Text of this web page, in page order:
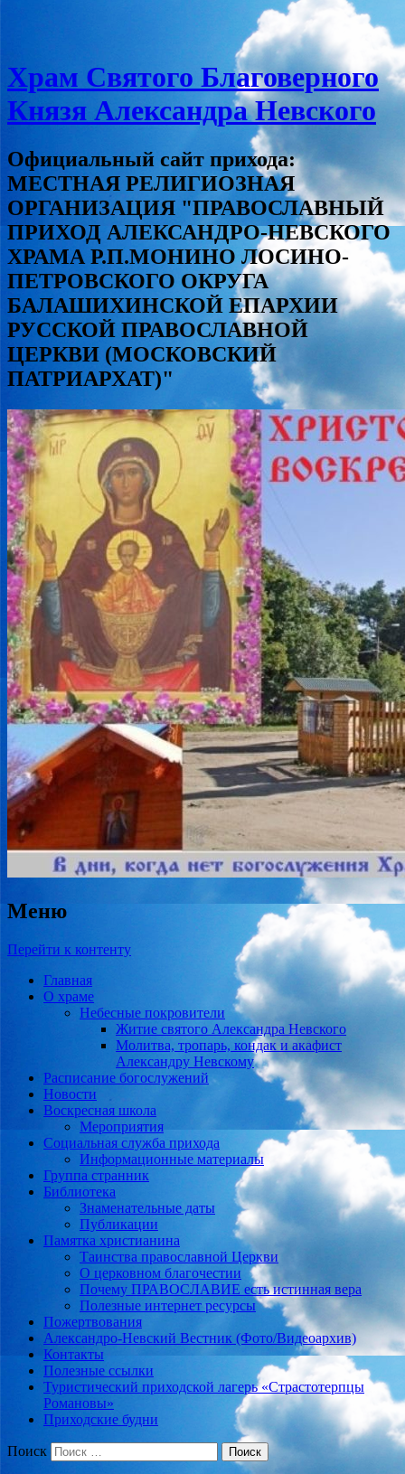
Храм Святого Благоверного
Князя Александра Невского
Официальный сайт прихода:
МЕСТНАЯ РЕЛИГИОЗНАЯ
ОРГАНИЗАЦИЯ "ПРАВОСЛАВНЫЙ
ПРИХОД АЛЕКСАНДРО-НЕВСКОГО
ХРАМА Р.П.МОНИНО ЛОСИНО-
ПЕТРОВСКОГО ОКРУГА
БАЛАШИХИНСКОЙ ЕПАРХИИ
РУССКОЙ ПРАВОСЛАВНОЙ
ЦЕРКВИ (МОСКОВСКИЙ
ПАТРИАРХАТ)"
Меню
Перейти к контенту
Главная
О храме
Небесные покровители
Житие святого Александра Невского
Молитва, тропарь, кондак и акафист
Александру Невскому
Расписание богослужений
Новости
Воскресная школа
Мероприятия
Социальная служба прихода
Информационные материалы
Группа странник
Библиотека
Знаменательные даты
Публикации
Памятка христианина
Таинства православной Церкви
О церковном благочестии
Почему ПРАВОСЛАВИЕ есть истинная вера
Полезные интернет ресурсы
Пожертвования
Александро-Невский Вестник (Фото/Видеоархив)
Контакты
Полезные ссылки
Туристический приходской лагерь «Страстотерпцы
Романовы»
Приходские будни
Поиск